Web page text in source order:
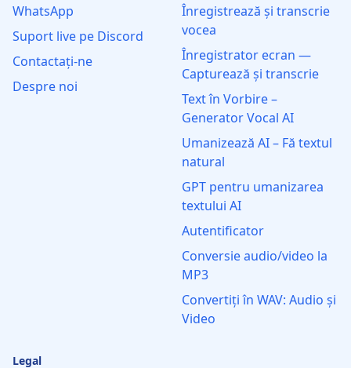
WhatsApp
Suport live pe Discord
Contactați-ne
Despre noi
Înregistrează și transcrie
vocea
Înregistrator ecran —
Capturează și transcrie
Text în Vorbire –
Generator Vocal AI
Umanizează AI – Fă textul
natural
GPT pentru umanizarea
textului AI
Autentificator
Conversie audio/video la
MP3
Convertiți în WAV: Audio și
Video
Legal